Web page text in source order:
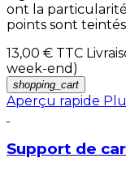
ont la
points sont
13,00 € TTC
week-end)
shopping_cart
Aperçu rapide
Support de